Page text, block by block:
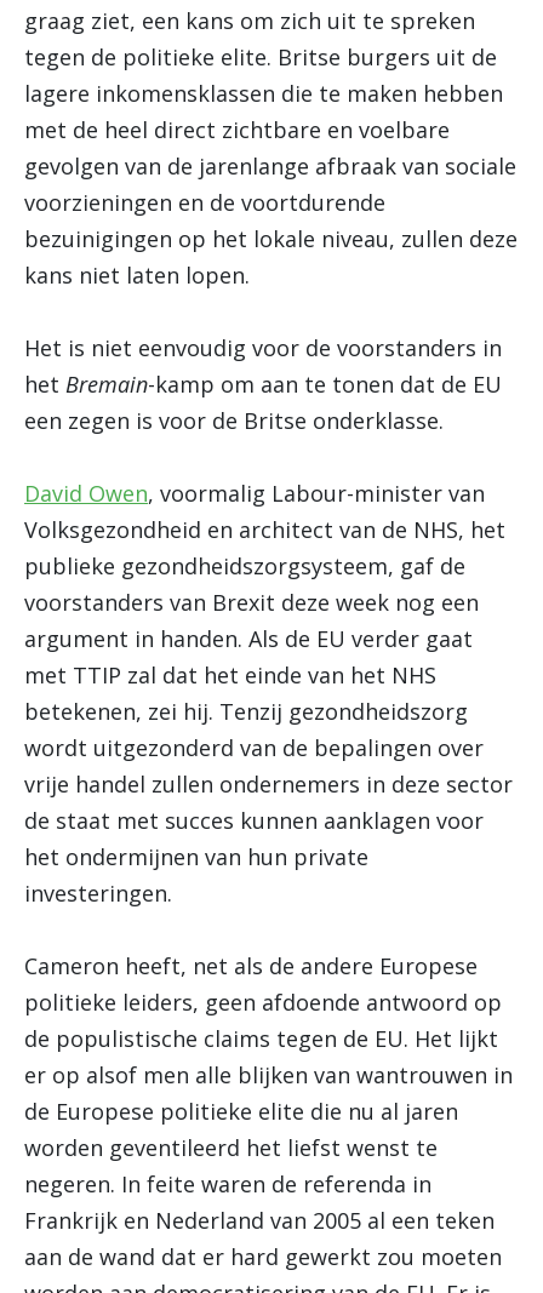
graag ziet, een kans om zich uit te spreken
tegen de politieke elite. Britse burgers uit de
lagere inkomensklassen die te maken hebben
met de heel direct zichtbare en voelbare
gevolgen van de jarenlange afbraak van sociale
voorzieningen en de voortdurende
bezuinigingen op het lokale niveau, zullen deze
kans niet laten lopen.
Het is niet eenvoudig voor de voorstanders in
het Bremain-kamp om aan te tonen dat de EU
een zegen is voor de Britse onderklasse.
David Owen, voormalig Labour-minister van
Volksgezondheid en architect van de NHS, het
publieke gezondheidszorgsysteem, gaf de
voorstanders van Brexit deze week nog een
argument in handen. Als de EU verder gaat
met TTIP zal dat het einde van het NHS
betekenen, zei hij. Tenzij gezondheidszorg
wordt uitgezonderd van de bepalingen over
vrije handel zullen ondernemers in deze sector
de staat met succes kunnen aanklagen voor
het ondermijnen van hun private
investeringen.
Cameron heeft, net als de andere Europese
politieke leiders, geen afdoende antwoord op
de populistische claims tegen de EU. Het lijkt
er op alsof men alle blijken van wantrouwen in
de Europese politieke elite die nu al jaren
worden geventileerd het liefst wenst te
negeren. In feite waren de referenda in
Frankrijk en Nederland van 2005 al een teken
aan de wand dat er hard gewerkt zou moeten